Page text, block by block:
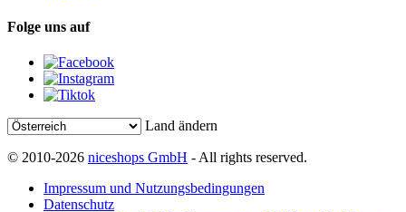
Folge uns auf
Land ändern
© 2010-2026 niceshops GmbH - All rights reserved.
Impressum und Nutzungsbedingungen
Datenschutz